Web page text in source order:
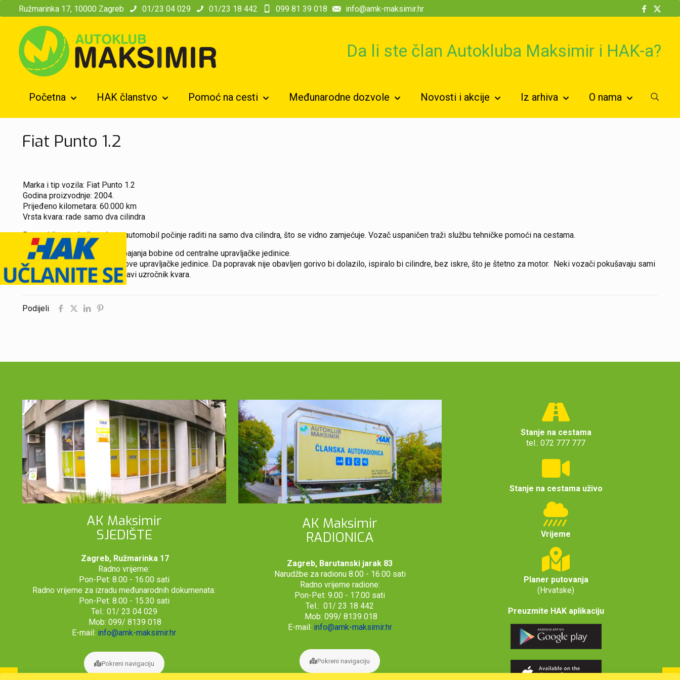
Ružmarinka 17, 10000 Zagreb 01/23 04 029 01/23 18 442 099 81 39 018 info@amk-maksimir.hr
Da li ste član Autokluba Maksimir i HAK-a?
Početna HAK članstvo Pomoć na cesti Međunarodne dozvole Novosti i akcije Iz arhiva O nama
Fiat Punto 1.2
Marka i tip vozila: Fiat Punto 1.2
Godina proizvodnje: 2004.
Prijeđeno kilometara: 60.000 km
Vrsta kvara: rade samo dva cilindra
Bez nekih posebnih razloga, automobil počinje raditi na samo dva cilindra, što se vidno zamjećuje. Vozač uspaničen traži službu tehničke pomoći na cestama.
Kvar se dešava prigodom napajanja bobine od centralne upravljačke jedinice.
Kvar se otklonio zamjenom nove upravljačke jedinice. Da popravak nije obavljen gorivo bi dolazilo, ispiralo bi cilindre, bez iskre, što je štetno za motor. Neki vozači pokušavaju sami
zamjenom bobine, koja nije pravi uzročnik kvara.
Podijeli
AK Maksimir
SJEDIŠTE
Zagreb, Ružmarinka 17
Radno vrijeme:
Pon-Pet: 8.00 - 16.00 sati
Radno vrijeme za izradu međunarodnih dokumenata:
Pon-Pet: 8.00 - 15.30 sati
Tel.: 01/ 23 04 029
Mob: 099/ 8139 018
E-mail: info@amk-maksimir.hr
Pokreni navigaciju
AK Maksimir
RADIONICA
Zagreb, Barutanski jarak 83
Narudžbe za radionu 8.00 - 16.00 sati
Radno vrijeme radione:
Pon-Pet: 9.00 - 17.00 sati
Tel.: 01/ 23 18 442
Mob: 099/ 8139 018
E-mail: info@amk-maksimir.hr
Pokreni navigaciju
Stanje na cestama
tel.: 072 777 777
Stanje na cestama uživo
Vrijeme
Planer putovanja
(Hrvatske)
Preuzmite HAK aplikaciju
modal-check